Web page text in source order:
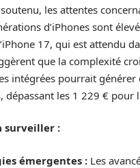
les attentes
d’iPhones sont
17, qui est attendu
que la complexité
intégrées pourrait générer
dépassant les 1 229 € pour
surveiller :
émergentes : Les